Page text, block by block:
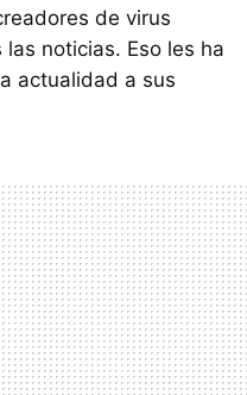
de virus
noticias. Eso les ha
actualidad a sus